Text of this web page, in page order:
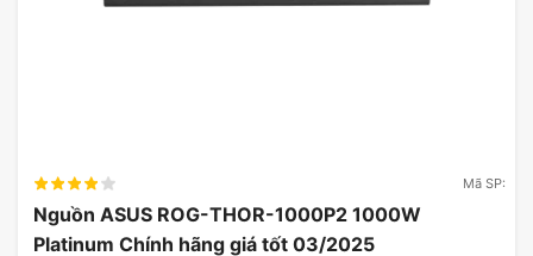
Mã SP:
Nguồn ASUS ROG-THOR-1000P2 1000W
Platinum Chính hãng giá tốt 03/2025